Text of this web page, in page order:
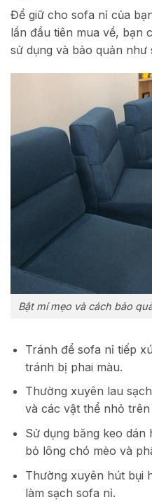
Để giữ cho sofa nỉ của
lần đầu tiên mua về, bạn
sử dụng và bảo quản như
Bật mí mẹo và cách bảo
Tránh để sofa nỉ tiếp
tránh bị phai màu.
Thường xuyên lau
và các vật thể nhỏ trên
Sử dụng băng keo dán
bỏ lông chó mèo và
Thường xuyên hút bụi
làm sạch sofa nỉ.